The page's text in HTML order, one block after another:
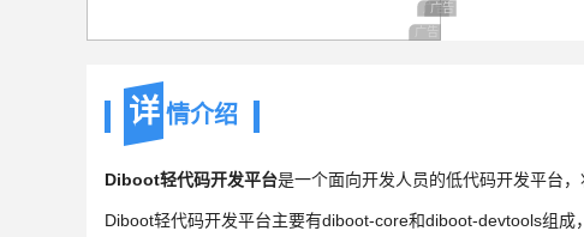
广告 商业广告，理性选择
广告 商业广告，理性选择
广告 商业广告，理性选择
详 情介绍
Diboot轻代码开发平台是一个面向开发人员的低代码开发平台
Diboot轻代码开发平台主要有diboot-core和diboot-devtools组